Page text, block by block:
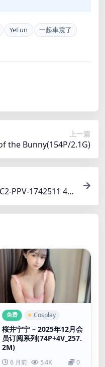
YeEun
一起車震了
上一篇
the Bunny(154P/2.1G)
PPV-1742511 4.6
免费 Cosplay
桜井宁宁 – 2025年12月会
员订阅系列(74P+4V_257.
2M)
6 月前 5.4K 0